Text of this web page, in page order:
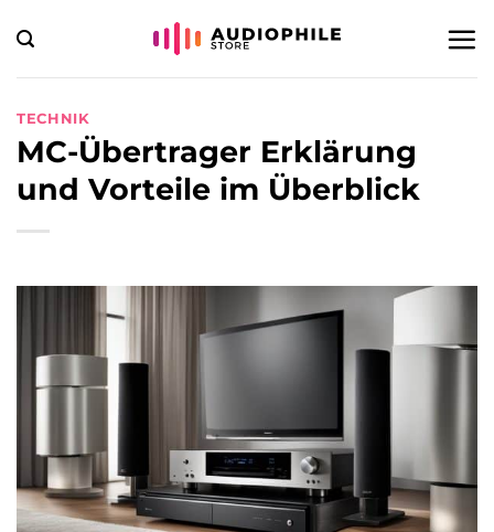
Inhalt
springen
TECHNIK
MC-Übertrager Erklärung
und Vorteile im Überblick